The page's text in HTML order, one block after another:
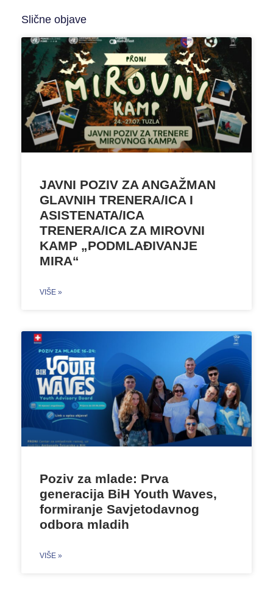
Slične objave
JAVNI POZIV ZA ANGAŽMAN
GLAVNIH TRENERA/ICA I
ASISTENATA/ICA
TRENERA/ICA ZA MIROVNI
KAMP „PODMLAĐIVANJE
MIRA“
VIŠE »
Poziv za mlade: Prva
generacija BiH Youth Waves,
formiranje Savjetodavnog
odbora mladih
VIŠE »